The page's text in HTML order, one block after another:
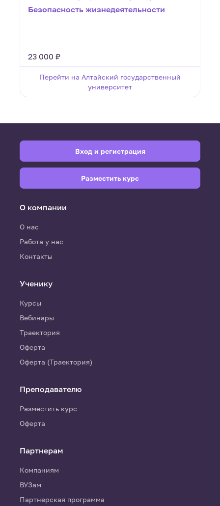
Безопасность жизнедеятельности
23 000 ₽
Перейти на Алтайский государственный
университет
О компании
О нас
Работа у нас
Контакты
Ученику
Курсы
Вебинары
Траектория
Оферта
Оферта (Траектория)
Преподавателю
Разместить курс
Оферта
Партнерам
Компаниям
ВУЗам
Партнерская программа
Вход и регистрация
Разместить курс